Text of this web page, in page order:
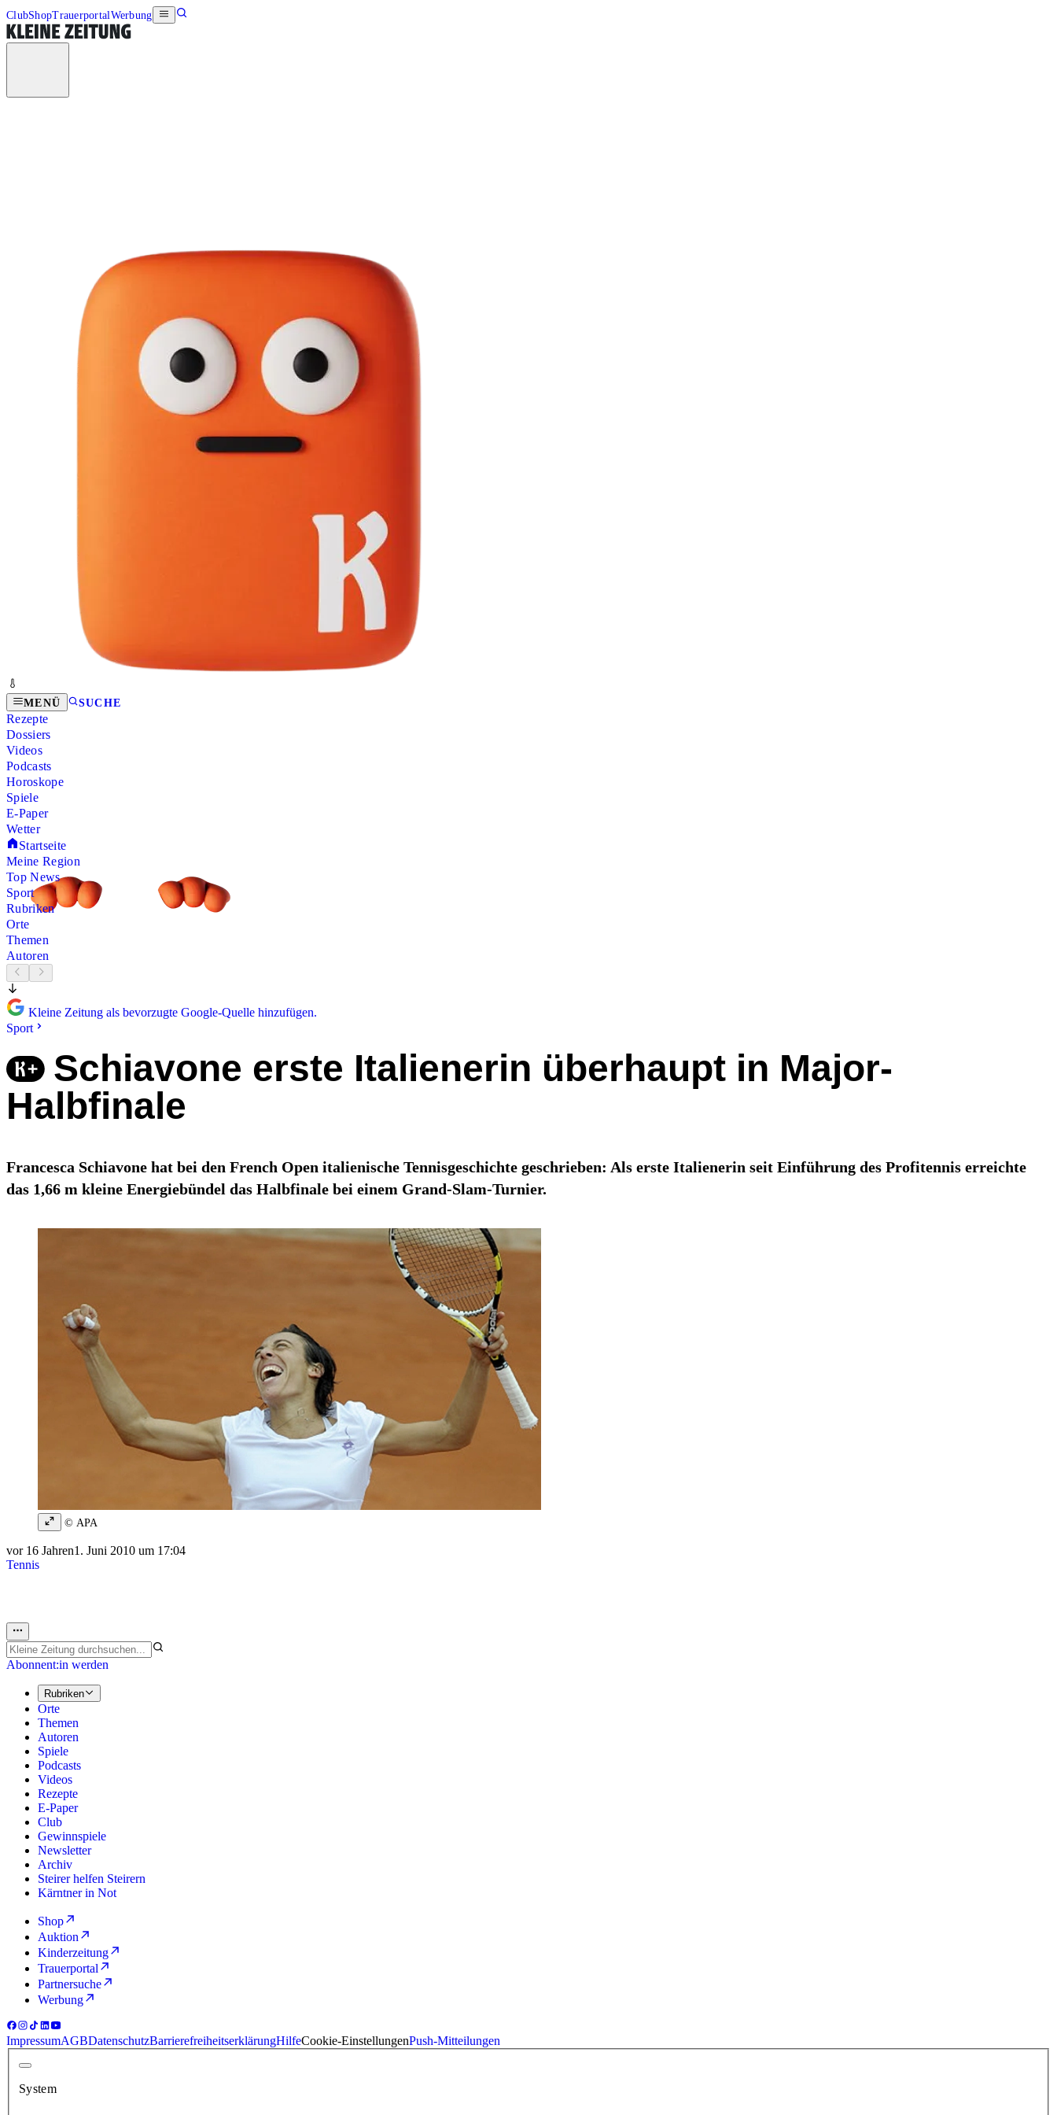
ClubShopTrauerportalWerbung
MENÜ SUCHE
Rezepte
Dossiers
Videos
Podcasts
Horoskope
Spiele
E-Paper
Wetter
Startseite
Meine Region
Top News
Sport
Rubriken
Orte
Themen
Autoren
Kleine Zeitung als bevorzugte Google-Quelle hinzufügen.
Sport
Schiavone erste Italienerin überhaupt in Major-
Halbfinale
Francesca Schiavone hat bei den French Open italienische Tennisgeschichte geschrieben: Als erste Italienerin seit Einführung des Profitennis erreichte
das 1,66 m kleine Energiebündel das Halbfinale bei einem Grand-Slam-Turnier.
© APA
vor 16 Jahren1. Juni 2010 um 17:04
Tennis
Abonnent:in werden
Rubriken
Orte
Themen
Autoren
Spiele
Podcasts
Videos
Rezepte
E-Paper
Club
Gewinnspiele
Newsletter
Archiv
Steirer helfen Steirern
Kärntner in Not
Shop
Auktion
Kinderzeitung
Trauerportal
Partnersuche
Werbung
ImpressumAGBDatenschutzBarrierefreiheitserklärungHilfeCookie-EinstellungenPush-Mitteilungen
System